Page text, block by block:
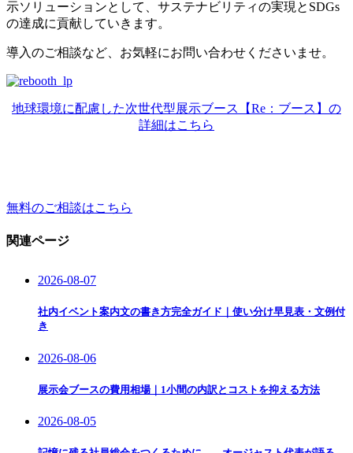
示ソリューションとして、サステナビリティの実現とSDGs
の達成に貢献していきます。
導入のご相談など、お気軽にお問い合わせくださいませ。
地球環境に配慮した次世代型展示ブース【Re：ブース】の
詳細はこちら
無料のご相談はこちら
関連ページ
2026-08-07
社内イベント案内文の書き方完全ガイド｜使い分け早見表・文例付
き
2026-08-06
展示会ブースの費用相場｜1小間の内訳とコストを抑える方法
2026-08-05